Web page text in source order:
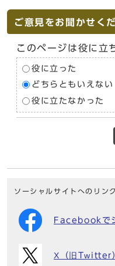
ご意見をお聞かせく
このページは役に立
役に立った
どちらともいえない
役に立たなかった
ソーシャルサイトへのリン
Facebookで
X（旧Twitter